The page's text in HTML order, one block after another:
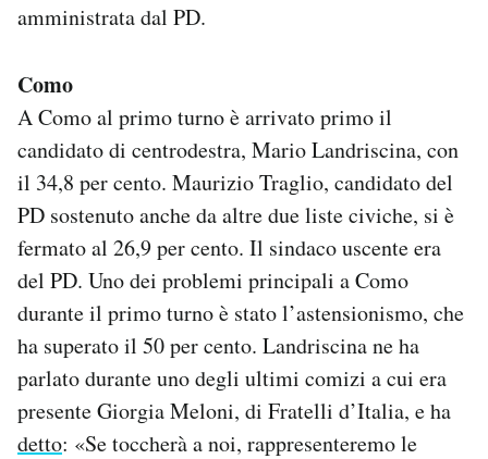
amministrata dal PD.
Como
A Como al primo turno è arrivato primo il
candidato di centrodestra, Mario Landriscina, con
il 34,8 per cento. Maurizio Traglio, candidato del
PD sostenuto anche da altre due liste civiche, si è
fermato al 26,9 per cento. Il sindaco uscente era
del PD. Uno dei problemi principali a Como
durante il primo turno è stato l’astensionismo, che
ha superato il 50 per cento. Landriscina ne ha
parlato durante uno degli ultimi comizi a cui era
presente Giorgia Meloni, di Fratelli d’Italia, e ha
detto: «Se toccherà a noi, rappresenteremo le